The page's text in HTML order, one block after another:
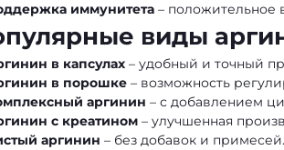
иммунитета – положительное
виды
в капсулах – удобный и точный
в порошке – возможность
аргинин – с добавлением
с креатином – улучшенная
аргинин – без добавок и примесей.